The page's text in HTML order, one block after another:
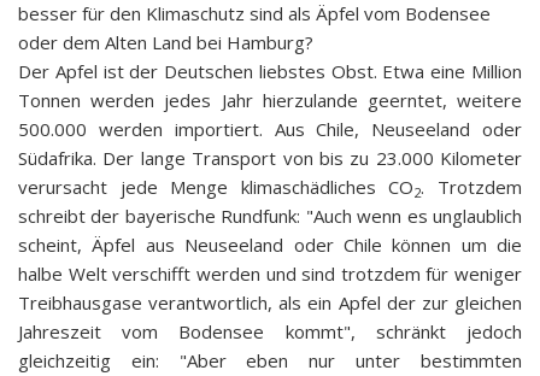
besser für den Klimaschutz sind als Äpfel vom Bodensee
oder dem Alten Land bei Hamburg?
Der Apfel ist der Deutschen liebstes Obst. Etwa eine Million
Tonnen werden jedes Jahr hierzulande geerntet, weitere
500.000 werden importiert. Aus Chile, Neuseeland oder
Südafrika. Der lange Transport von bis zu 23.000 Kilometer
verursacht jede Menge klimaschädliches CO2. Trotzdem
schreibt der bayerische Rundfunk: "Auch wenn es unglaublich
scheint, Äpfel aus Neuseeland oder Chile können um die
halbe Welt verschifft werden und sind trotzdem für weniger
Treibhausgase verantwortlich, als ein Apfel der zur gleichen
Jahreszeit vom Bodensee kommt", schränkt jedoch
gleichzeitig ein: "Aber eben nur unter bestimmten